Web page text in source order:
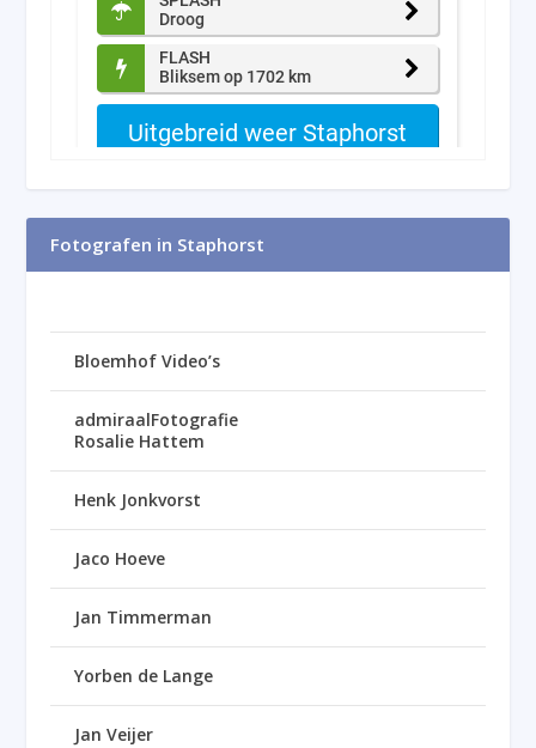
Fotografen in Staphorst
Bloemhof Video’s
admiraalFotografie
Rosalie Hattem
Henk Jonkvorst
Jaco Hoeve
Jan Timmerman
Yorben de Lange
Jan Veijer